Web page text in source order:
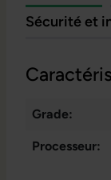
Sécurité et
Grade:
Processeur: